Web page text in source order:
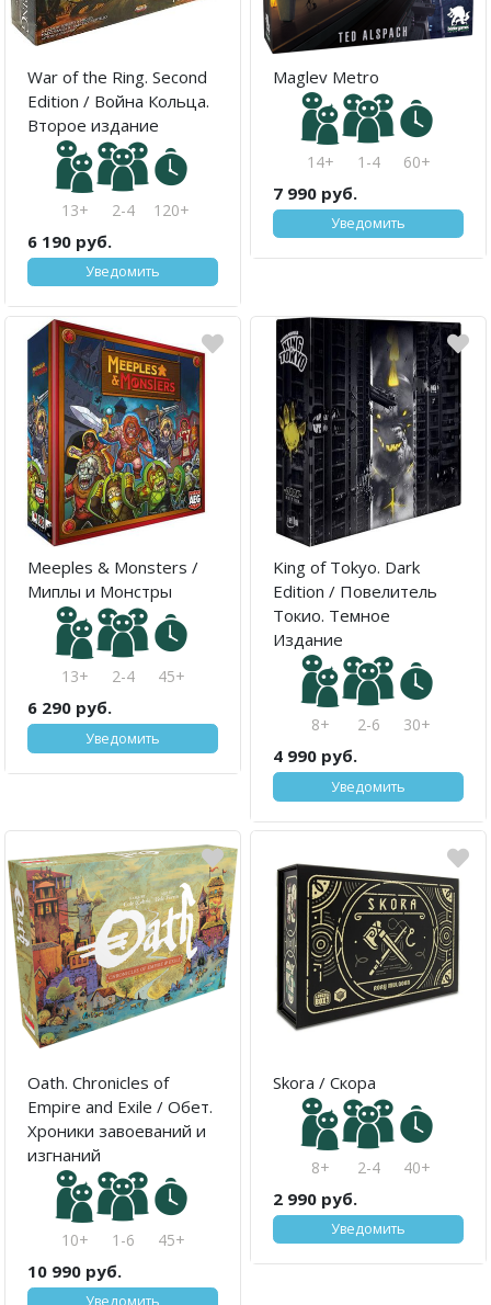
War of the Ring. Second
Edition / Война Кольца.
Второе издание
13+ 2-4 120+
6 190 руб.
Уведомить
Maglev Metro
14+ 1-4 60+
7 990 руб.
Уведомить
Meeples & Monsters /
Миплы и Монстры
13+ 2-4 45+
6 290 руб.
Уведомить
King of Tokyo. Dark
Edition / Повелитель
Токио. Темное
Издание
8+ 2-6 30+
4 990 руб.
Уведомить
Oath. Chronicles of
Empire and Exile / Обет.
Хроники завоеваний и
изгнаний
10+ 1-6 45+
10 990 руб.
Уведомить
Skora / Скора
8+ 2-4 40+
2 990 руб.
Уведомить